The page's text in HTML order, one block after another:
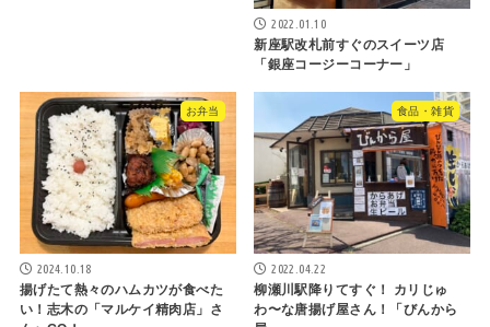
2022.01.10
新座駅改札前すぐのスイーツ店
「銀座コージーコーナー」
お弁当
2024.10.18
揚げたて熱々のハムカツが食べた
い！志木の「マルケイ精肉店」さ
食品・雑貨
2022.04.22
柳瀬川駅降りてすぐ！ カリじゅ
わ〜な唐揚げ屋さん！「びんから